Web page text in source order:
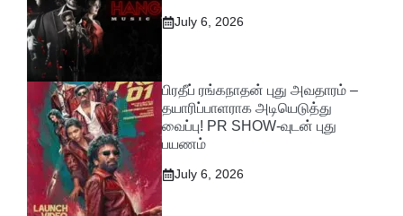
July 6, 2026
பிரதீப் ரங்கநாதன் புது அவதாரம் –
தயாரிப்பாளராக அடியெடுத்து
வைப்பு! PR SHOW-வுடன் புது
பயணம்
July 6, 2026